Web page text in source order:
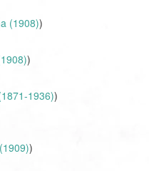
(1908))
)
1936))
)